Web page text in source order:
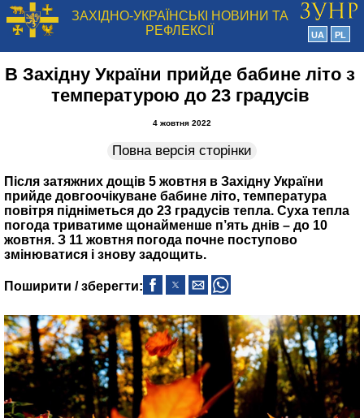
ЗАХІДНО-УКРАЇНСЬКІ НОВИНИ ТА
РЕФЛЕКСІЇ
UA PL
В Західну України прийде бабине літо з
температурою до 23 градусів
4 жовтня 2022
Повна версія сторінки
Після затяжних дощів 5 жовтня в Західну України
прийде довгоочікуване бабине літо, температура
повітря підніметься до 23 градусів тепла. Суха тепла
погода триватиме щонайменше п’ять днів – до 10
жовтня. З 11 жовтня погода почне поступово
змінюватися і знову задощить.
Поширити / зберегти: